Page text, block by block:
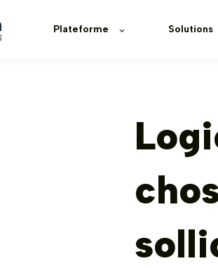
Plateforme Solutions